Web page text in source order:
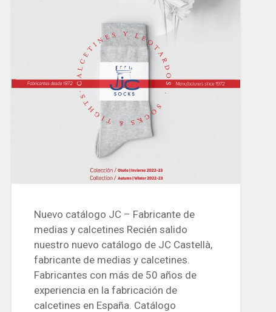
Nuevo catálogo JC – Fabricante de
medias y calcetines Recién salido
nuestro nuevo catálogo de JC Castellà,
fabricante de medias y calcetines.
Fabricantes con más de 50 años de
experiencia en la fabricación de
calcetines en España. Catálogo